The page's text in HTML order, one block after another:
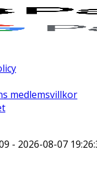
medlemsvillkor
- 2026-08-07